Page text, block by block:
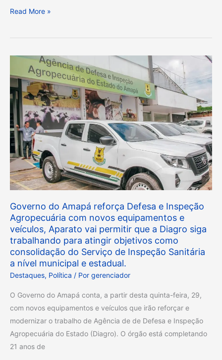
Read More »
Governo do Amapá reforça Defesa e Inspeção
Agropecuária com novos equipamentos e
veículos, Aparato vai permitir que a Diagro siga
trabalhando para atingir objetivos como
consolidação do Serviço de Inspeção Sanitária
a nível municipal e estadual.
Destaques, Política / Por gerenciador
O Governo do Amapá conta, a partir desta quinta-feira, 29,
com novos equipamentos e veículos que irão reforçar e
modernizar o trabalho de Agência de de Defesa e Inspeção
Agropecuária do Estado (Diagro). O órgão está completando
21 anos de
Governo
do
Amapá
reforça
Defesa
e
Inspeção
Agropecuária
com
novos
equipamentos
e
veículos,
Aparato
vai
permitir
que
a
Diagro
siga
trabalhando
para
atingir